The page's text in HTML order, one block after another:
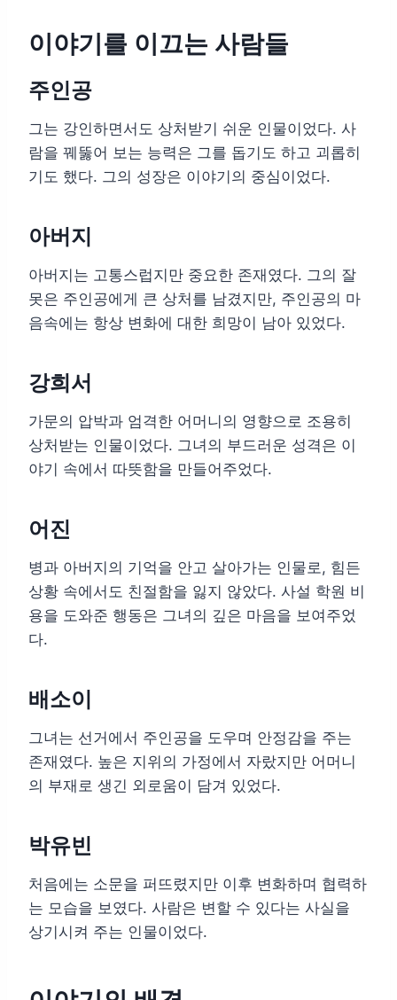
이야기를 이끄는 사람들
주인공
그는 강인하면서도 상처받기 쉬운 인물이었다. 사
람을 꿰뚫어 보는 능력은 그를 돕기도 하고 괴롭히
기도 했다. 그의 성장은 이야기의 중심이었다.
아버지
아버지는 고통스럽지만 중요한 존재였다. 그의 잘
못은 주인공에게 큰 상처를 남겼지만, 주인공의 마
음속에는 항상 변화에 대한 희망이 남아 있었다.
강희서
가문의 압박과 엄격한 어머니의 영향으로 조용히
상처받는 인물이었다. 그녀의 부드러운 성격은 이
야기 속에서 따뜻함을 만들어주었다.
어진
병과 아버지의 기억을 안고 살아가는 인물로, 힘든
상황 속에서도 친절함을 잃지 않았다. 사설 학원 비
용을 도와준 행동은 그녀의 깊은 마음을 보여주었
다.
배소이
그녀는 선거에서 주인공을 도우며 안정감을 주는
존재였다. 높은 지위의 가정에서 자랐지만 어머니
의 부재로 생긴 외로움이 담겨 있었다.
박유빈
처음에는 소문을 퍼뜨렸지만 이후 변화하며 협력하
는 모습을 보였다. 사람은 변할 수 있다는 사실을
상기시켜 주는 인물이었다.